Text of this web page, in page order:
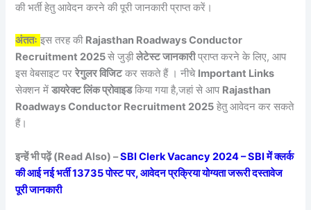
की भर्ती हेतु आवेदन करने की पूरी जानकारी प्राप्त करें।
अंततः इस तरह की Rajasthan Roadways Conductor
Recruitment 2025से जुड़ीलेटेस्ट जानकारीप्राप्त करने के लिए, आप
इस वेबसाइट पररेगुलर विजिटकर सकते हैं । नीचे Important Links
सेक्शन मेंडायरेक्ट लिंक प्रोवाइडकिया गया है,जहां से आप Rajasthan
Roadways Conductor Recruitment 2025 हेतु आवेदन कर सकते
हैं।
इन्हें भी पढ़ें (Read Also) –SBI Clerk Vacancy 2024 – SBI में क्लर्क
की आई नई भर्ती 13735 पोस्ट पर, आवेदन प्रक्रिया योग्यता जरूरी दस्तावेज
पूरी जानकारी